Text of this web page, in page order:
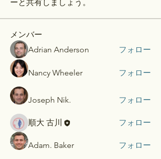
ーと共有しましょう。
メンバー
Adrian Anderson
フォロー
Nancy Wheeler フォロー
Joseph Nik. フォロー
順大 古川 フォロー
Adam. Baker
フォロー